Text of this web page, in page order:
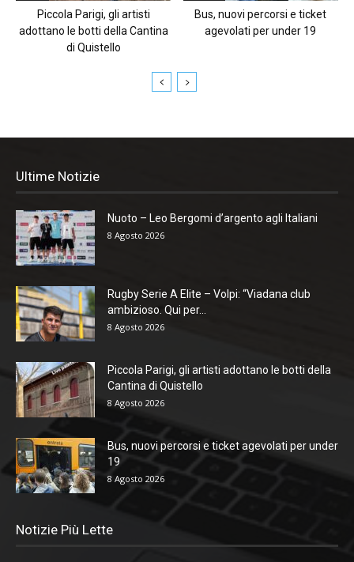
Piccola Parigi, gli artisti
adottano le botti della Cantina
di Quistello
Bus, nuovi percorsi e ticket
agevolati per under 19
Ultime Notizie
Nuoto – Leo Bergomi d’argento agli Italiani
8 Agosto 2026
Rugby Serie A Elite – Volpi: “Viadana club
ambizioso. Qui per...
8 Agosto 2026
Piccola Parigi, gli artisti adottano le botti della
Cantina di Quistello
8 Agosto 2026
Bus, nuovi percorsi e ticket agevolati per under
19
8 Agosto 2026
Notizie Più Lette